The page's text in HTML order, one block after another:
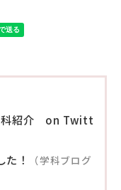
科紹介 on Twitt
！
（学科ブログ